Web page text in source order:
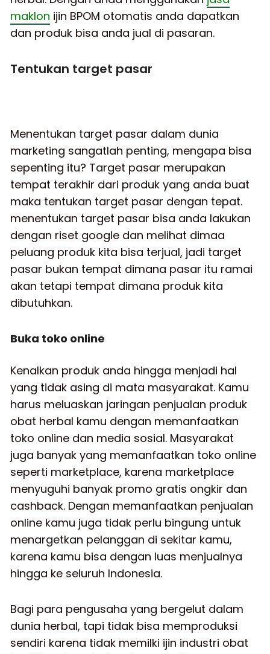
maklon ijin BPOM otomatis anda dapatkan
dan produk bisa anda jual di pasaran.
Tentukan target pasar
Menentukan target pasar dalam dunia
marketing sangatlah penting, mengapa bisa
sepenting itu? Target pasar merupakan
tempat terakhir dari produk yang anda buat
maka tentukan target pasar dengan tepat.
menentukan target pasar bisa anda lakukan
dengan riset google dan melihat dimaa
peluang produk kita bisa terjual, jadi target
pasar bukan tempat dimana pasar itu ramai
akan tetapi tempat dimana produk kita
dibutuhkan.
Buka toko online
Kenalkan produk anda hingga menjadi hal
yang tidak asing di mata masyarakat. Kamu
harus meluaskan jaringan penjualan produk
obat herbal kamu dengan memanfaatkan
toko online dan media sosial. Masyarakat
juga banyak yang memanfaatkan toko online
seperti marketplace, karena marketplace
menyuguhi banyak promo gratis ongkir dan
cashback. Dengan memanfaatkan penjualan
online kamu juga tidak perlu bingung untuk
menargetkan pelanggan di sekitar kamu,
karena kamu bisa dengan luas menjualnya
hingga ke seluruh Indonesia.
Bagi para pengusaha yang bergelut dalam
dunia herbal, tapi tidak bisa memproduksi
sendiri karena tidak memilki ijin industri obat